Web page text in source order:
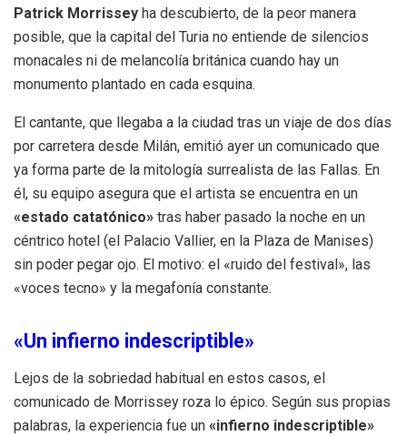
Patrick Morrissey ha descubierto, de la peor manera
posible, que la capital del Turia no entiende de silencios
monacales ni de melancolía británica cuando hay un
monumento plantado en cada esquina.
El cantante, que llegaba a la ciudad tras un viaje de dos días
por carretera desde Milán, emitió ayer un comunicado que
ya forma parte de la mitología surrealista de las Fallas. En
él, su equipo asegura que el artista se encuentra en un
«estado catatónico» tras haber pasado la noche en un
céntrico hotel (el Palacio Vallier, en la Plaza de Manises)
sin poder pegar ojo. El motivo: el «ruido del festival», las
«voces tecno» y la megafonía constante.
«Un infierno indescriptible»
Lejos de la sobriedad habitual en estos casos, el
comunicado de Morrissey roza lo épico. Según sus propias
palabras, la experiencia fue un «infierno indescriptible»